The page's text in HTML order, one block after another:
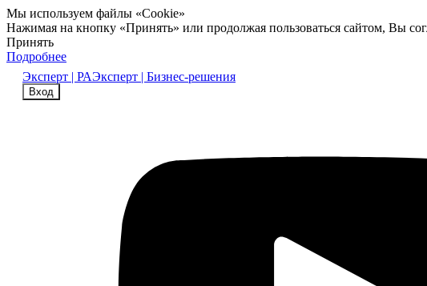
Мы используем файлы «Cookie»
Нажимая на кнопку «Принять» или продолжая пользоваться сайтом, Вы
Принять
Подробнее
Эксперт | РАЭксперт | Бизнес-решения
Вход